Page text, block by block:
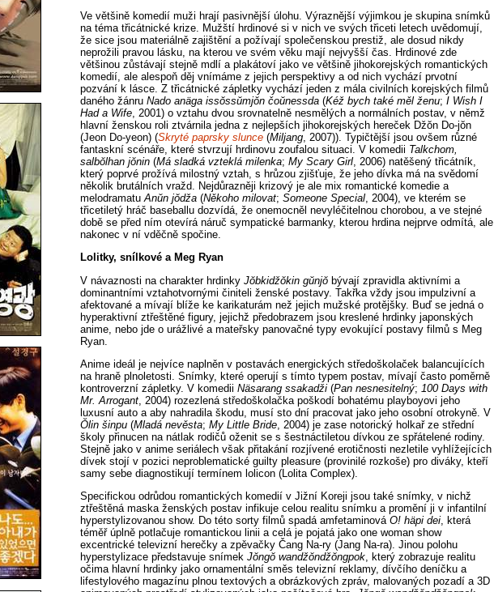
Ve většině komedií muži hrají pasivnější úlohu. Výraznější výjimkou je skupina snímků
na téma třicátnické krize. Mužští hrdinové si v nich ve svých třiceti letech uvědomují,
že sice jsou materiálně zajištění a požívají společenskou prestiž, ale dosud nikdy
neprožili pravou lásku, na kterou ve svém věku mají nejvyšší čas. Hrdinové zde
většinou zůstávají stejně mdlí a plakátoví jako ve většině jihokorejských romantických
komedií, ale alespoň děj vnímáme z jejich perspektivy a od nich vychází prvotní
pozvání k lásce. Z třicátnické zápletky vychází jeden z mála civilních korejských filmů
daného žánru Nado anäga issŏssŭmjŏn čoŭnessda (Kéž bych také měl ženu; I Wish I
Had a Wife , 2001) o vztahu dvou srovnatelně nesmělých a normálních postav, v němž
hlavní ženskou roli ztvárnila jedna z nejlepších jihokorejských hereček Džŏn Do-jŏn
(Jeon Do-yeon) (Skryté paprsky slunce (Miljang , 2007)). Typičtější jsou ovšem různé
fantaskní scénáře, které stvrzují hrdinovu zoufalou situaci. V komedii Talkchom,
salbŏlhan jŏnin (Má sladká vzteklá milenka; My Scary Girl , 2006) natěšený třicátník,
který poprvé prožívá milostný vztah, s hrůzou zjišťuje, že jeho dívka má na svědomí
několik brutálních vražd. Nejdůrazněji krizový je ale mix romantické komedie a
melodramatu Anŭn jŏdža (Někoho milovat; Someone Special , 2004), ve kterém se
třicetiletý hráč baseballu dozvídá, že onemocněl nevyléčitelnou chorobou, a ve stejné
době se před ním otevírá náruč sympatické barmanky, kterou hrdina nejprve odmítá, ale
nakonec v ní vděčně spočine.
Lolitky, snílkové a Meg Ryan
V návaznosti na charakter hrdinky Jŏbkidžŏkin gŭnjŏ bývají zpravidla aktivními a
dominantními vztahotvornými činiteli ženské postavy. Takřka vždy jsou impulzivní a
afektované a mívají blíže ke karikaturám než jejich mužské protějšky. Buď se jedná o
hyperaktivní ztřeštěné figury, jejichž předobrazem jsou kreslené hrdinky japonských
anime, nebo jde o urážlivé a mateřsky panovačné typy evokující postavy filmů s Meg
Ryan.
Anime ideál je nejvíce naplněn v postavách energických středoškolaček balancujících
na hraně plnoletosti. Snímky, které operují s tímto typem postav, mívají často poměrně
kontroverzní zápletky. V komedii Näsarang ssakadži (Pan nesnesitelný; 100 Days with
Mr. Arrogant , 2004) rozezlená středoškolačka poškodí bohatému playboyovi jeho
luxusní auto a aby nahradila škodu, musí sto dní pracovat jako jeho osobní otrokyně. V
Ŏlin šinpu (Mladá nevěsta; My Little Bride , 2004) je zase notorický holkař ze střední
školy přinucen na nátlak rodičů oženit se s šestnáctiletou dívkou ze spřátelené rodiny.
Stejně jako v anime seriálech však přitakání rozjívené erotičnosti nezletile vyhlížejících
dívek stojí v pozici neproblematické guilty pleasure (provinilé rozkoše) pro diváky, kteří
samy sebe diagnostikují termínem lolicon (Lolita Complex).
Specifickou odrůdou romantických komedií v Jižní Koreji jsou také snímky, v nichž
ztřeštěná maska ženských postav infikuje celou realitu snímku a promění ji v infantilní
hyperstylizovanou show. Do této sorty filmů spadá amfetaminová O! häpi dei, která
téměř úplně potlačuje romantickou linii a celá je pojatá jako one woman show
excentrické televizní herečky a zpěvačky Čang Na-ry (Jang Na-ra). Jinou polohu
hyperstylizace představuje snímek Jŏngŏ wandžŏndžŏngpok, který zobrazuje realitu
očima hlavní hrdinky jako ornamentální směs televizní reklamy, dívčího deníčku a
lifestylového magazínu plnou textových a obrázkových zpráv, malovaných pozadí a 3D